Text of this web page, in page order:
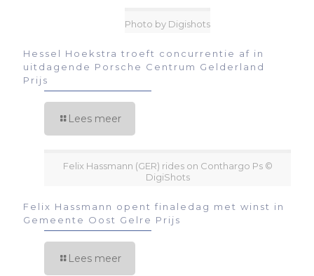
Photo by Digishots
Hessel Hoekstra troeft concurrentie af in
uitdagende Porsche Centrum Gelderland
Prijs
Lees meer
Felix Hassmann (GER) rides on Conthargo Ps ©
DigiShots
Felix Hassmann opent finaledag met winst in
Gemeente Oost Gelre Prijs
Lees meer